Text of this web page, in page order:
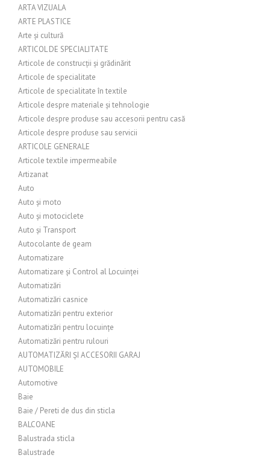
ARTA VIZUALA
ARTE PLASTICE
Arte și cultură
ARTICOL DE SPECIALITATE
Articole de construcții și grădinărit
Articole de specialitate
Articole de specialitate în textile
Articole despre materiale și tehnologie
Articole despre produse sau accesorii pentru casă
Articole despre produse sau servicii
ARTICOLE GENERALE
Articole textile impermeabile
Artizanat
Auto
Auto și moto
Auto și motociclete
Auto și Transport
Autocolante de geam
Automatizare
Automatizare și Control al Locuinței
Automatizări
Automatizări casnice
Automatizări pentru exterior
Automatizări pentru locuințe
Automatizări pentru rulouri
AUTOMATIZĂRI ȘI ACCESORII GARAJ
AUTOMOBILE
Automotive
Baie
Baie / Pereti de dus din sticla
BALCOANE
Balustrada sticla
Balustrade